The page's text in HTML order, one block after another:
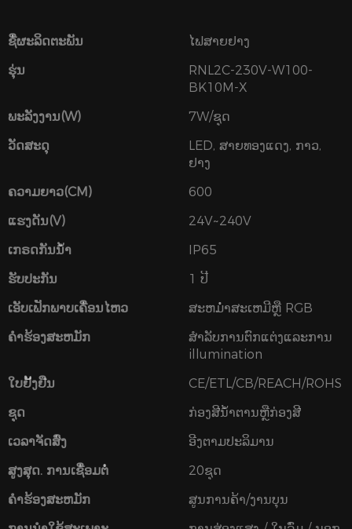
ຊື່ຜະລິດຕະພັນ
ໄຟສາຍຢາງ
ຮຸ່ນ
RNL2C-230V-W100-
BK10M-X
ພະລັງງານ(W)
7W/ຊຸດ
ວັດສະດຸ
LED, ສາຍທອງແດງ, ກາວ,
ຢາງ
ຄວາມຍາວ(CM)
600
ແຮງດັນ(V)
24V~240V
ເກຣດກັນນໍ້າ
IP65
ຮັບປະກັນ
1 ປີ
ເອັບເຟັກພາບເຄື່ອນໄຫວ
ສະຫມໍ່າສະເຫມີຫຼື RGB
ຄໍາຮ້ອງສະຫມັກ
ສໍາລັບການຕົກແຕ່ງແລະການ
illumination
ໃບຢັ້ງຢືນ
CE/ETL/CB/REACH/ROHS
ຊຸດ
ກ່ອງສີນ້ໍາຕານຫຼືກ່ອງສີ
ເວລາຈັດສົ່ງ
ອີງຕາມປະລິມານ
ສູງສຸດ. ການເຊື່ອມຕໍ່
20ຊຸດ
ຄໍາຮ້ອງສະຫມັກ
ສູນການຄ້າ/ງານບຸນ